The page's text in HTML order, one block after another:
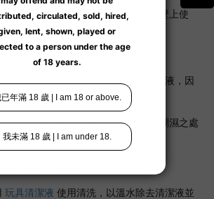
盤底座，可粘附在光滑的表面和牆壁上使
性潤滑液使用，但避免使用矽性潤滑液，因
的矽膠表層。
處所，避免陽光直接曝曬、高溫、潮濕之處
，請立即停止使用。
玩具清潔液 使用清洗，以溫水除去清潔液並